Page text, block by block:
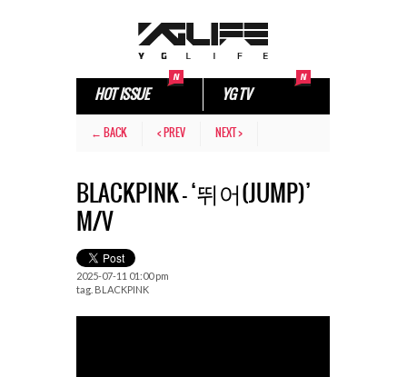
HOT ISSUE YG TV
← BACK < PREV NEXT >
BLACKPINK – ‘뛰어(JUMP)’
M/V
2025-07-11 01:00 pm
tag. BLACKPINK